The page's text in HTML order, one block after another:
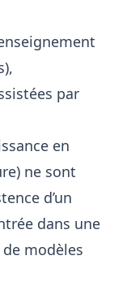
par
en
ne sont
d’un
dans une
modèles